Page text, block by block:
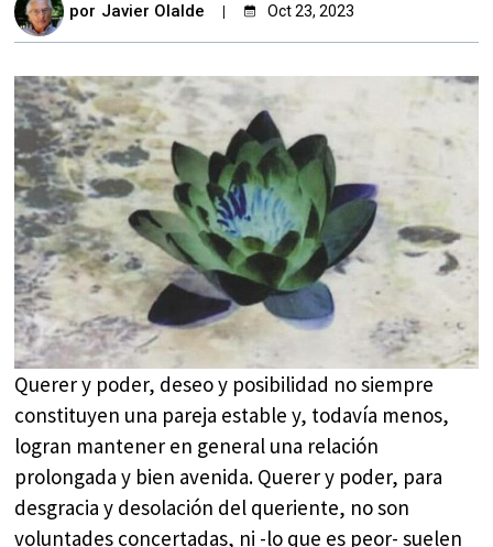
por Javier Olalde Oct 23, 2023
Querer y poder, deseo y posibilidad no siempre
constituyen una pareja estable y, todavía menos,
logran mantener en general una relación
prolongada y bien avenida. Querer y poder, para
desgracia y desolación del queriente, no son
voluntades concertadas, ni -lo que es peor- suelen